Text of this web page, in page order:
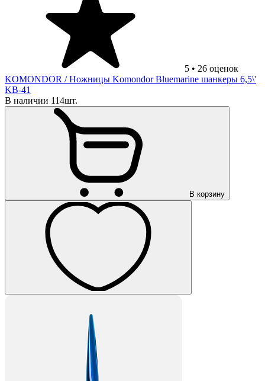
5 • 26 оценок
KOMONDOR / Ножницы Komondor Bluemarine шанкеры 6,5\'
KB-41
В наличии 114шт.
В корзину